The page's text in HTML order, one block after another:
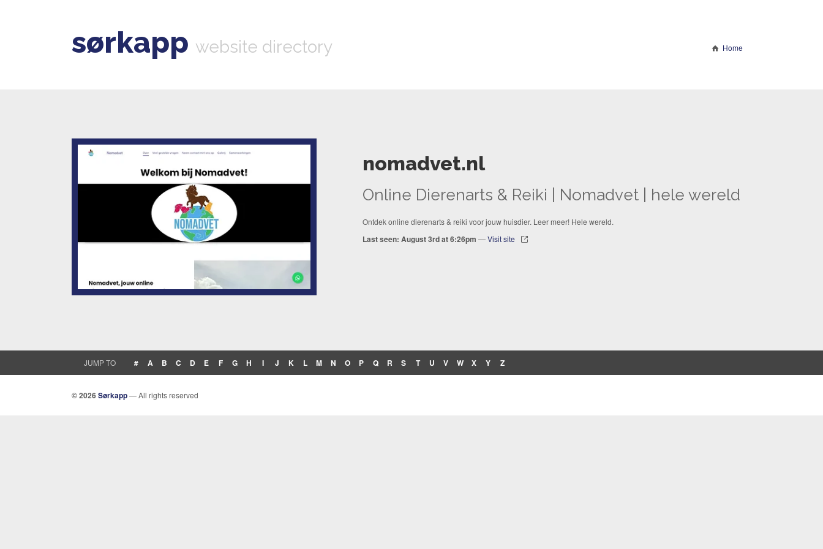
sørkapp website directory Home
nomadvet.nl
Online Dierenarts & Reiki | Nomadvet | hele wereld
Ontdek online dierenarts & reiki voor jouw huisdier. Leer meer! Hele wereld.
Last seen: August 3rd at 6:26pm —Visit site
JUMP TO # A B C D E F G H I J K L M N O P Q R S T U V W X Y Z
© 2026Sørkapp— All rights reserved